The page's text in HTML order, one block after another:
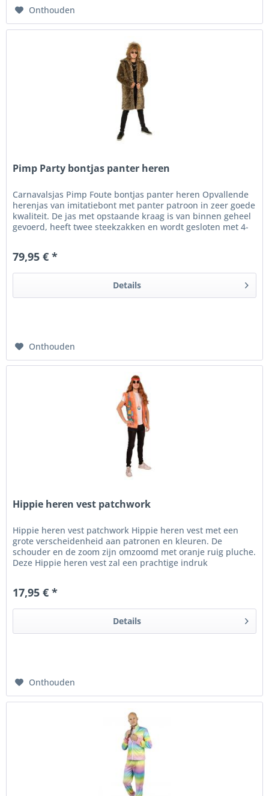
Onthouden
Pimp Party bontjas panter heren
Carnavalsjas Pimp Foute bontjas panter heren Opvallende
herenjas van imitatiebont met panter patroon in zeer goede
kwaliteit. De jas met opstaande kraag is van binnen geheel
gevoerd, heeft twee steekzakken en wordt gesloten met 4-
79,95 € *
Details
Onthouden
Hippie heren vest patchwork
Hippie heren vest patchwork Hippie heren vest met een
grote verscheidenheid aan patronen en kleuren. De
schouder en de zoom zijn omzoomd met oranje ruig pluche.
Deze Hippie heren vest zal een prachtige indruk
17,95 € *
Details
Onthouden